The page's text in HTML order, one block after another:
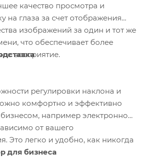
качество просмотра и
на глаза за счет отображения
изображений за один и тот же
что обеспечивает более
восприятие.
регулировки наклона и
комфортно и эффективно
например электронной
от вашего
Это легко и удобно, как никогда
для бизнеса